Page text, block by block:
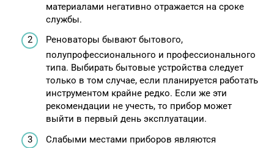
материалами негативно отражается на сроке
службы.
Реноваторы бывают бытового,
полупрофессионального и профессионального
типа. Выбирать бытовые устройства следует
только в том случае, если планируется работать
инструментом крайне редко. Если же эти
рекомендации не учесть, то прибор может
выйти в первый день эксплуатации.
Слабыми местами приборов являются